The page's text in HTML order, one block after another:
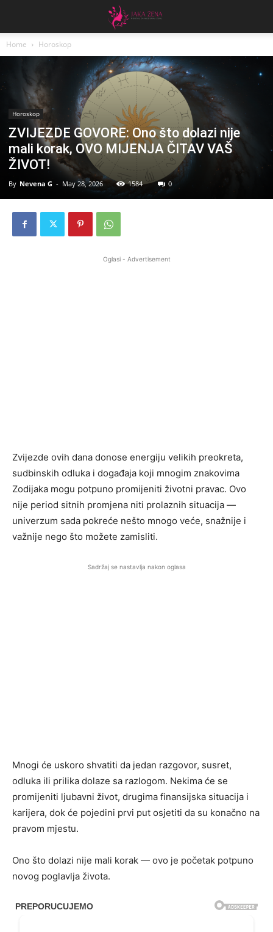
Home Horoskop
Horoskop
ZVIJEZDE GOVORE: Ono što dolazi nije
mali korak, OVO MIJENJA ČITAV VAŠ
ŽIVOT!
By Nevena G - May 28, 2026 1584 0
Oglasi - Advertisement
Zvijezde ovih dana donose energiju velikih preokreta,
sudbinskih odluka i događaja koji mnogim znakovima
Zodijaka mogu potpuno promijeniti životni pravac. Ovo
nije period sitnih promjena niti prolaznih situacija —
univerzum sada pokreće nešto mnogo veće, snažnije i
važnije nego što možete zamisliti.
Sadržaj se nastavlja nakon oglasa
Mnogi će uskoro shvatiti da jedan razgovor, susret,
odluka ili prilika dolaze sa razlogom. Nekima će se
promijeniti ljubavni život, drugima finansijska situacija i
karijera, dok će pojedini prvi put osjetiti da su konačno na
pravom mjestu.
Ono što dolazi nije mali korak — ovo je početak potpuno
novog poglavlja života.